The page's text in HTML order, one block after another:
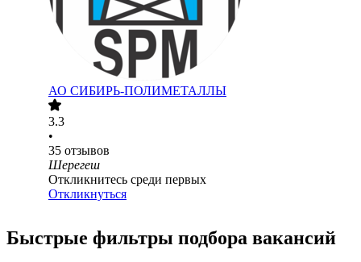
АО СИБИРЬ-ПОЛИМЕТАЛЛЫ
3.3
•
35 отзывов
Шерегеш
Откликнитесь среди первых
Откликнуться
Быстрые фильтры подбора вакансий